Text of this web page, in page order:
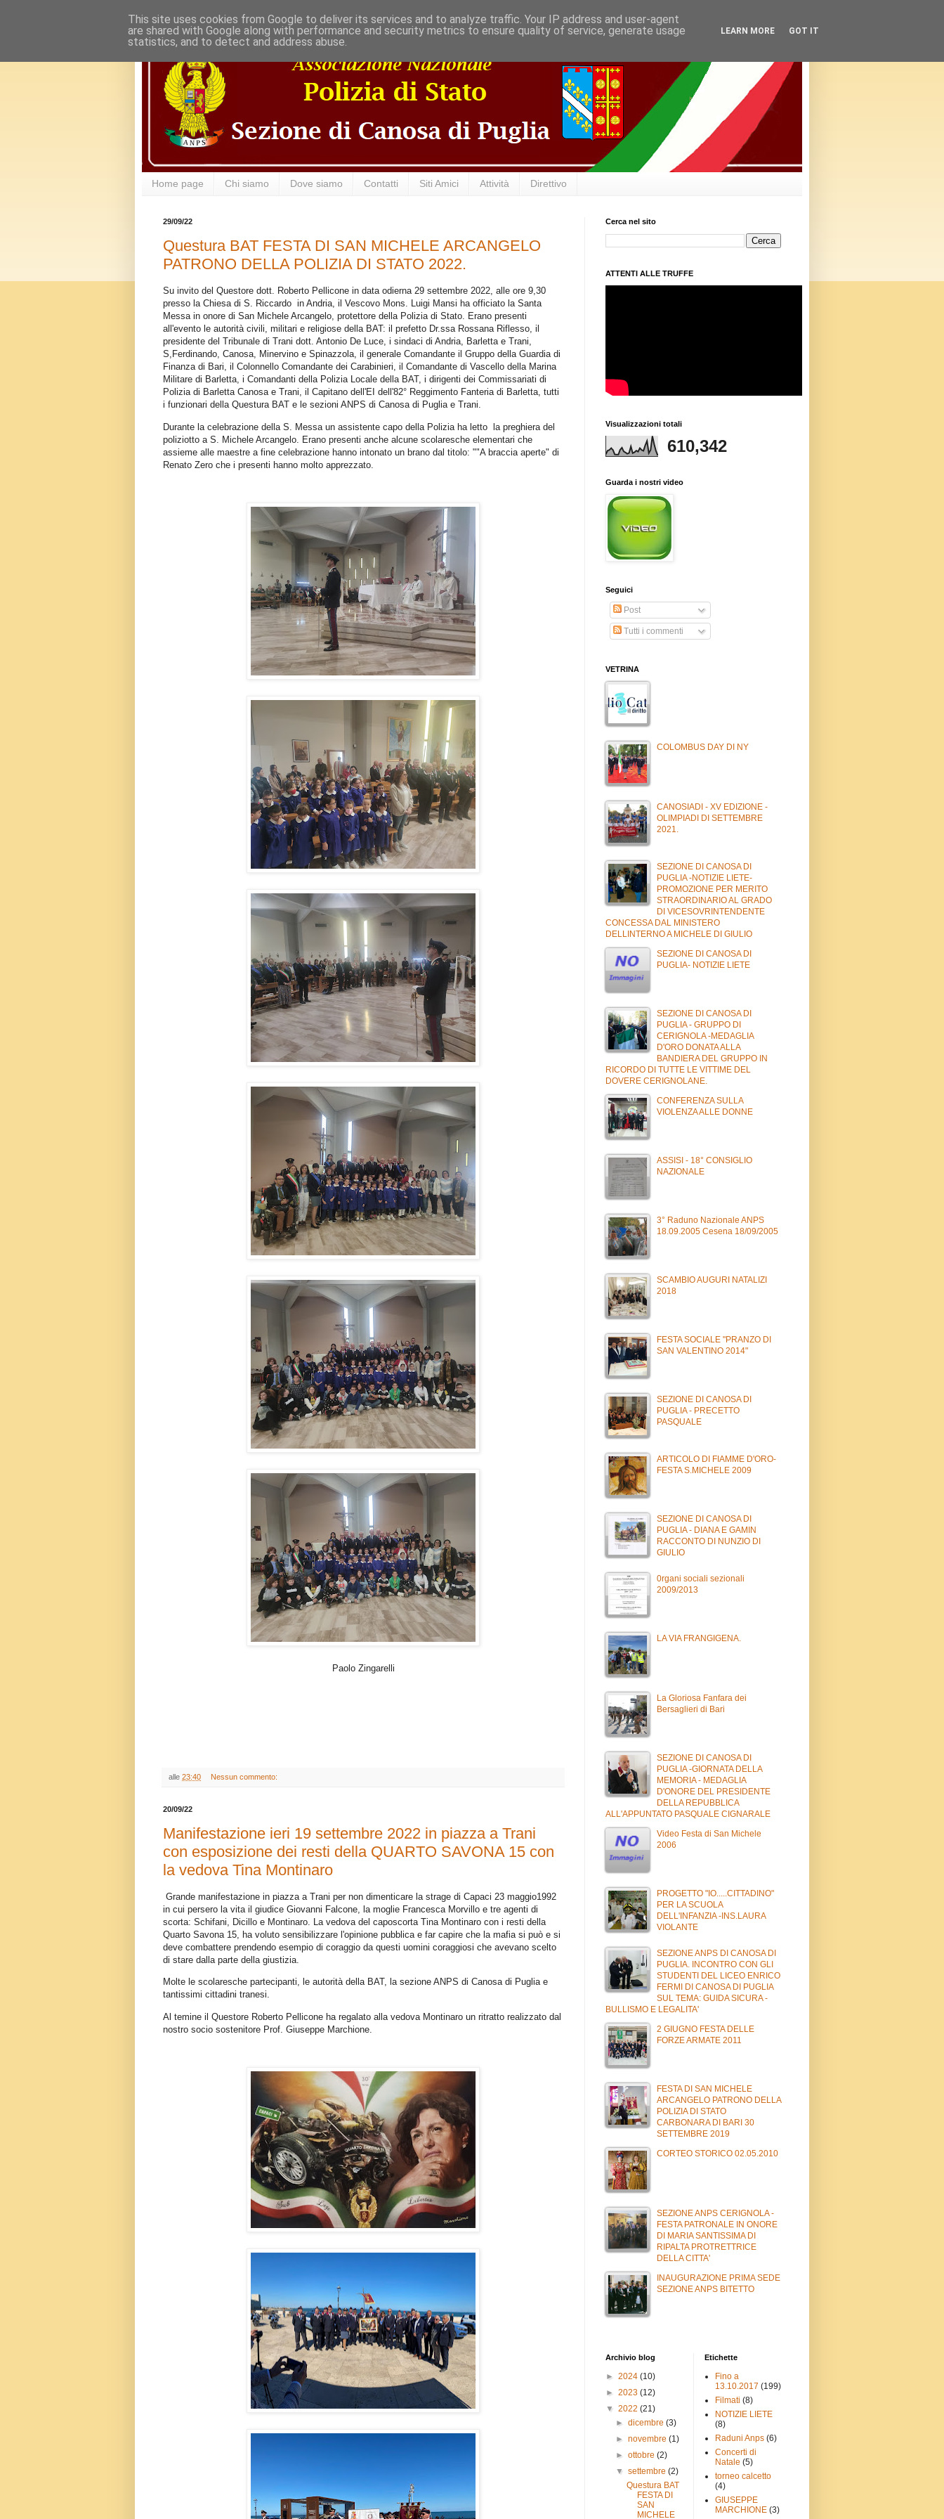
Home page Chi siamo Dove siamo Contatti Siti Amici Attività Direttivo
29/09/22
Questura BAT FESTA DI SAN MICHELE ARCANGELO
PATRONO DELLA POLIZIA DI STATO 2022.
Su invito del Questore dott. Roberto Pellicone in data odierna 29 settembre 2022, alle ore 9,30
presso la Chiesa di S. Riccardo in Andria, il Vescovo Mons. Luigi Mansi ha officiato la Santa
Messa in onore di San Michele Arcangelo, protettore della Polizia di Stato. Erano presenti
all'evento le autorità civili, militari e religiose della BAT: il prefetto Dr.ssa Rossana Riflesso, il
presidente del Tribunale di Trani dott. Antonio De Luce, i sindaci di Andria, Barletta e Trani,
S,Ferdinando, Canosa, Minervino e Spinazzola, il generale Comandante il Gruppo della Guardia di
Finanza di Bari, il Colonnello Comandante dei Carabinieri, il Comandante di Vascello della Marina
Militare di Barletta, i Comandanti della Polizia Locale della BAT, i dirigenti dei Commissariati di
Polizia di Barletta Canosa e Trani, il Capitano dell'EI dell'82° Reggimento Fanteria di Barletta, tutti
i funzionari della Questura BAT e le sezioni ANPS di Canosa di Puglia e Trani.
Durante la celebrazione della S. Messa un assistente capo della Polizia ha letto la preghiera del
poliziotto a S. Michele Arcangelo. Erano presenti anche alcune scolaresche elementari che
assieme alle maestre a fine celebrazione hanno intonato un brano dal titolo: ""A braccia aperte" di
Renato Zero che i presenti hanno molto apprezzato.
Paolo Zingarelli
alle 23:40 Nessun commento:
20/09/22
Manifestazione ieri 19 settembre 2022 in piazza a Trani
con esposizione dei resti della QUARTO SAVONA 15 con
la vedova Tina Montinaro
Grande manifestazione in piazza a Trani per non dimenticare la strage di Capaci 23 maggio1992
in cui persero la vita il giudice Giovanni Falcone, la moglie Francesca Morvillo e tre agenti di
scorta: Schifani, Dicillo e Montinaro. La vedova del caposcorta Tina Montinaro con i resti della
Quarto Savona 15, ha voluto sensibilizzare l'opinione pubblica e far capire che la mafia si può e si
deve combattere prendendo esempio di coraggio da questi uomini coraggiosi che avevano scelto
di stare dalla parte della giustizia.
Molte le scolaresche partecipanti, le autorità della BAT, la sezione ANPS di Canosa di Puglia e
tantissimi cittadini tranesi.
Al temine il Questore Roberto Pellicone ha regalato alla vedova Montinaro un ritratto realizzato dal
nostro socio sostenitore Prof. Giuseppe Marchione.
Cerca nel sito
ATTENTI ALLE TRUFFE
Visualizzazioni totali
610,342
Guarda i nostri video
Seguici
Post
Tutti i commenti
VETRINA
COLOMBUS DAY DI NY
CANOSIADI - XV EDIZIONE -
OLIMPIADI DI SETTEMBRE
2021.
SEZIONE DI CANOSA DI
PUGLIA -NOTIZIE LIETE-
PROMOZIONE PER MERITO
STRAORDINARIO AL GRADO
DI VICESOVRINTENDENTE
CONCESSA DAL MINISTERO
DELLINTERNO A MICHELE DI GIULIO
SEZIONE DI CANOSA DI
PUGLIA- NOTIZIE LIETE
SEZIONE DI CANOSA DI
PUGLIA - GRUPPO DI
CERIGNOLA -MEDAGLIA
D'ORO DONATA ALLA
BANDIERA DEL GRUPPO IN
RICORDO DI TUTTE LE VITTIME DEL
DOVERE CERIGNOLANE.
CONFERENZA SULLA
VIOLENZA ALLE DONNE
ASSISI - 18° CONSIGLIO
NAZIONALE
3° Raduno Nazionale ANPS
18.09.2005 Cesena 18/09/2005
SCAMBIO AUGURI NATALIZI
2018
FESTA SOCIALE "PRANZO DI
SAN VALENTINO 2014"
SEZIONE DI CANOSA DI
PUGLIA - PRECETTO
PASQUALE
ARTICOLO DI FIAMME D'ORO-
FESTA S.MICHELE 2009
SEZIONE DI CANOSA DI
PUGLIA - DIANA E GAMIN
RACCONTO DI NUNZIO DI
GIULIO
0rgani sociali sezionali
2009/2013
LA VIA FRANGIGENA.
La Gloriosa Fanfara dei
Bersaglieri di Bari
SEZIONE DI CANOSA DI
PUGLIA -GIORNATA DELLA
MEMORIA - MEDAGLIA
D'ONORE DEL PRESIDENTE
DELLA REPUBBLICA
ALL'APPUNTATO PASQUALE CIGNARALE
Video Festa di San Michele
2006
PROGETTO "IO.....CITTADINO"
PER LA SCUOLA
DELL'INFANZIA -INS.LAURA
VIOLANTE
SEZIONE ANPS DI CANOSA DI
PUGLIA. INCONTRO CON GLI
STUDENTI DEL LICEO ENRICO
FERMI DI CANOSA DI PUGLIA
SUL TEMA: GUIDA SICURA -
BULLISMO E LEGALITA'
2 GIUGNO FESTA DELLE
FORZE ARMATE 2011
FESTA DI SAN MICHELE
ARCANGELO PATRONO DELLA
POLIZIA DI STATO
CARBONARA DI BARI 30
SETTEMBRE 2019
CORTEO STORICO 02.05.2010
SEZIONE ANPS CERIGNOLA -
FESTA PATRONALE IN ONORE
DI MARIA SANTISSIMA DI
RIPALTA PROTRETTRICE
DELLA CITTA'
INAUGURAZIONE PRIMA SEDE
SEZIONE ANPS BITETTO
Archivio blog
► 2024 (10)
► 2023 (12)
▼ 2022 (21)
►dicembre(3)
►novembre(1)
►ottobre(2)
▼settembre(2)
Questura BAT
FESTA DI
SAN
MICHELE
Etichette
Fino a
13.10.2017 (199)
Filmati (8)
NOTIZIE LIETE
(8)
Raduni Anps (6)
Concerti di
Natale (5)
torneo calcetto
(4)
GIUSEPPE
MARCHIONE (3)
This site uses cookies from Google to deliver its services and to analyze traffic. Your IP address and user-agent
are shared with Google along with performance and security metrics to ensure quality of service, generate usage
statistics, and to detect and address abuse.
LEARN MORE GOT IT